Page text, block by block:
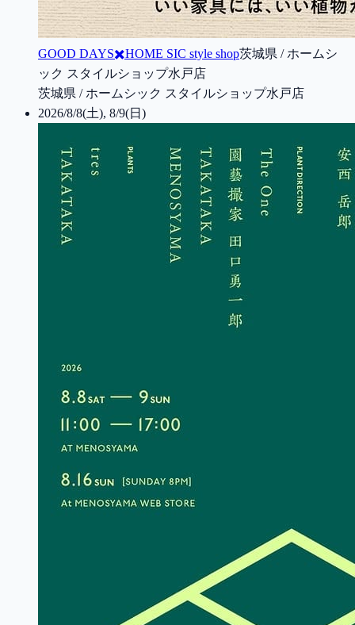
GOOD DAYS✖️HOME SIC style shop茨城県 / ホームシ
ック スタイルショップ水戸店
茨城県 / ホームシック スタイルショップ水戸店
2026/8/8(土), 8/9(日)